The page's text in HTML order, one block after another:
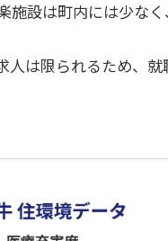
設は町内には少な
は限られるため、